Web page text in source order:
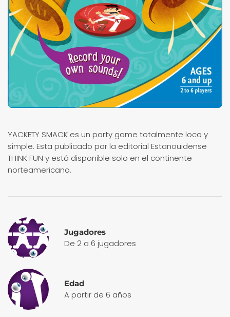
YACKETY SMACK es un party game totalmente loco y
simple. Esta publicado por la editorial Estanouidense
THINK FUN y está disponible solo en el continente
norteamericano.
Jugadores
De 2 a 6 jugadores
Edad
A partir de 6 años